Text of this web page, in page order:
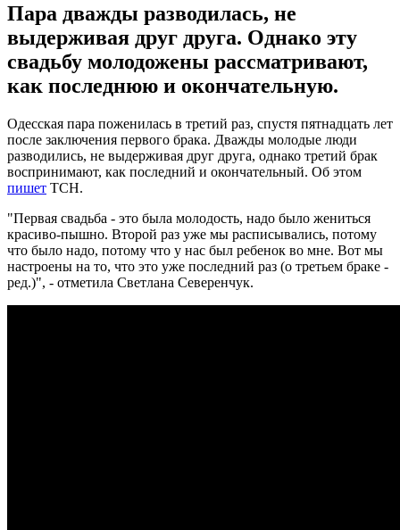
Пара дважды разводилась, не
выдерживая друг друга. Однако эту
свадьбу молодожены рассматривают,
как последнюю и окончательную.
Одесская пара поженилась в третий раз, спустя пятнадцать лет
после заключения первого брака. Дважды молодые люди
разводились, не выдерживая друг друга, однако третий брак
воспринимают, как последний и окончательный. Об этом
пишет ТСН.
"Первая свадьба - это была молодость, надо было жениться
красиво-пышно. Второй раз уже мы расписывались, потому
что было надо, потому что у нас был ребенок во мне. Вот мы
настроены на то, что это уже последний раз (о третьем браке -
ред.)", - отметила Светлана Северенчук.